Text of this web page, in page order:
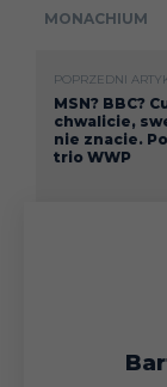
MONACHIUM
POPRZEDNI
MSN? BBC?
chwalicie,
nie znacie.
trio WWP